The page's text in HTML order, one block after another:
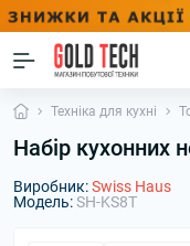
Техніка для кухні
Набір кухонних
Виробник:Swiss Haus
Модель:SH-KS8T